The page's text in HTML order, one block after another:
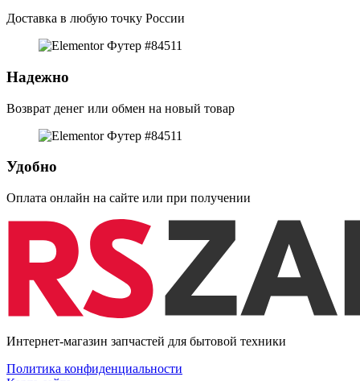
Доставка в любую точку России
Надежно
Возврат денег или обмен на новый товар
Удобно
Оплата онлайн на сайте или при получении
Интернет-магазин запчастей для бытовой техники
Политика конфиденциальности